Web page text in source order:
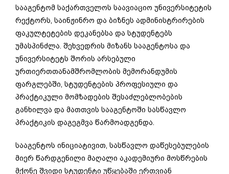
სააგენტომ საქართველოს საავიაციო უნივერსიტეტის
რექტორს, საინჟინრო და ბიზნეს ადმინისტრირების
ფაკულტეტების დეკანებსა და სტუდენტებს
უმასპინძლა. შეხვედრის მიზანს სააგენტოსა და
უნივერსიტეტს შორის არსებული
ურთიერთთანამშრომლობის მემორანდუმის
ფარგლებში, სტუდენტების პროფესიული და
პრაქტიკული მომზადების შესაძლებლობების
განხილვა და მათთვის სააგენტოში სასწავლო
პრაქტიკის დაგეგმვა წარმოადგენდა.
სააგენტოს ინიციატივით, სასწავლო დაწესებულების
მიერ წარდგენილი მაღალი აკადემიური მოსწრების
მქონე შვიდი სტუდენტი უწყებაში ერთვიან